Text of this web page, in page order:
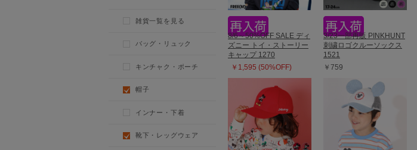
8/6～50%OFF SALE ディ
ズニー トイ・ストーリー
キャップ 1270
￥1,595 (50%OFF)
3/23一部再販 PINKHUNT
刺繍ロゴクルーソックス
1521
￥759
雑貨一覧を見る
バッグ・リュック
キンチャク・ポーチ
帽子
インナー・下着
靴下・レッグウェア